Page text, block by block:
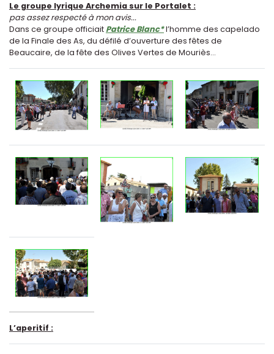
Le groupe lyrique Archemia sur le Portalet :
pas assez respecté à mon avis...
Dans ce groupe officiait Patrice Blanc*l’homme des capelado
de la Finale des As, du défilé d’ouverture des fêtes de
Beaucaire, de la fête des Olives Vertes de Mouriès...
L’aperitif :